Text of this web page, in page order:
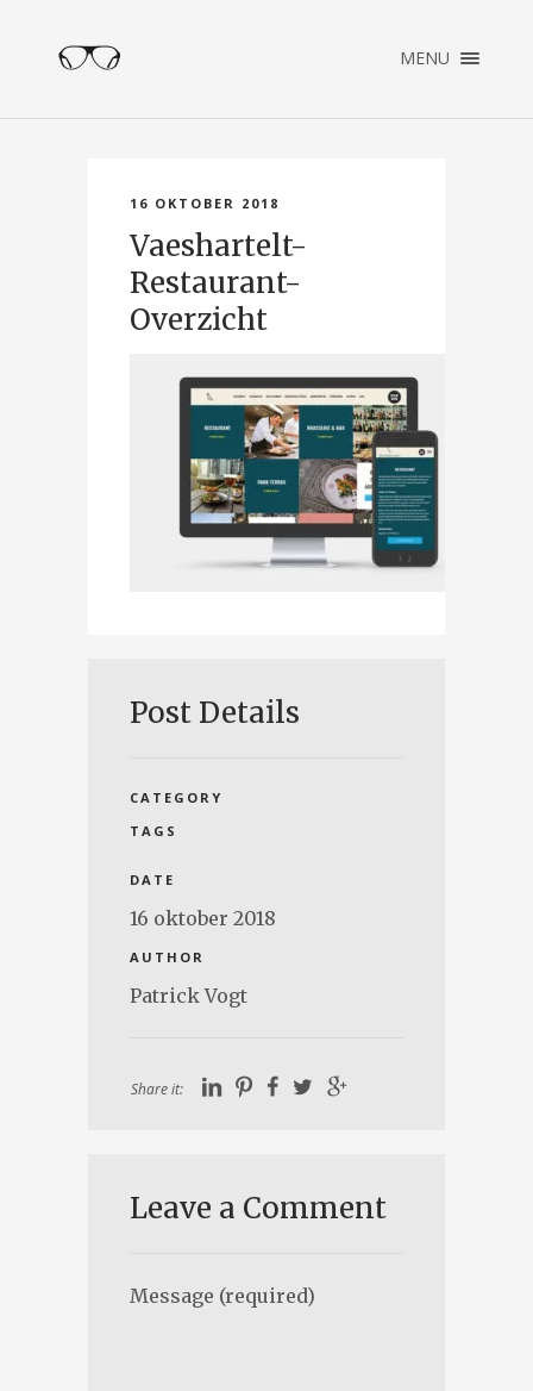
MENU ×
ENGLISH
NEDERLANDS
16 OKTOBER 2018
Vaeshartelt-
Restaurant-
Overzicht
Post Details
CATEGORY
TAGS
DATE
16 oktober 2018
AUTHOR
Patrick Vogt
Share it:
Leave a Comment